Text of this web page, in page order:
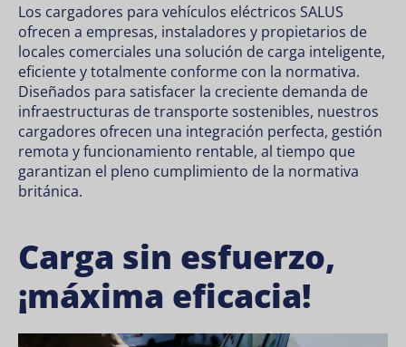
Los cargadores para vehículos eléctricos SALUS
ofrecen a empresas, instaladores y propietarios de
locales comerciales una solución de carga inteligente,
eficiente y totalmente conforme con la normativa.
Diseñados para satisfacer la creciente demanda de
infraestructuras de transporte sostenibles, nuestros
cargadores ofrecen una integración perfecta, gestión
remota y funcionamiento rentable, al tiempo que
garantizan el pleno cumplimiento de la normativa
británica.
Carga sin esfuerzo,
¡máxima eficacia!